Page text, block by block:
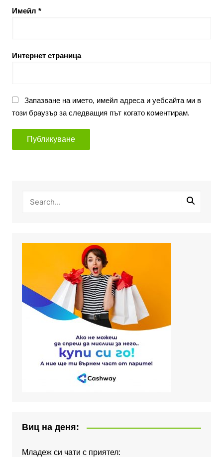
Имейл *
Интернет страница
Запазване на името, имейл адреса и уебсайта ми в
този браузър за следващия път когато коментирам.
Виц на деня:
Младеж си чати с приятел: